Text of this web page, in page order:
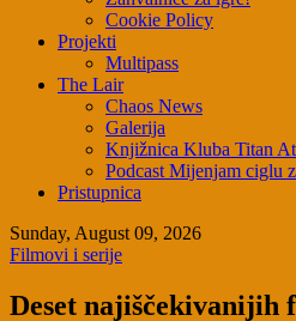
Cookie Policy
Projekti
Multipass
The Lair
Chaos News
Galerija
Knjižnica Kluba Titan
Podcast Mijenjam ciglu
Pristupnica
Sunday, August 09, 2026
Filmovi i serije
Deset najiščekivanijih